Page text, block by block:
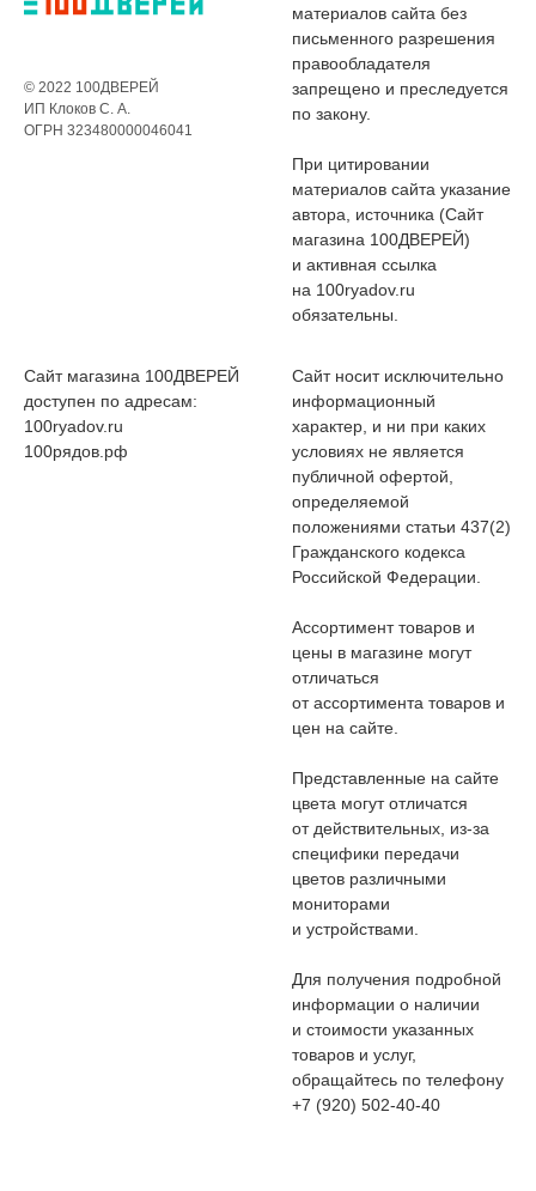
© 2022 100ДВЕРЕЙ
ИП Клоков С. А.
ОГРН 323480000046041
материалов сайта без
письменного разрешения
правообладателя
запрещено и преследуется
по закону.
При цитировании
материалов сайта указание
автора, источника (Сайт
магазина 100ДВЕРЕЙ)
и активная ссылка
на 100ryadov.ru
обязательны.
Сайт магазина 100ДВЕРЕЙ
доступен по адресам:
100ryadov.ru
100рядов.рф
Сайт носит исключительно
информационный
характер, и ни при каких
условиях не является
публичной офертой,
определяемой
положениями статьи 437(2)
Гражданского кодекса
Российской Федерации.
Ассортимент товаров и
цены в магазине могут
отличаться
от ассортимента товаров и
цен на сайте.
Представленные на сайте
цвета могут отличатся
от действительных, из-за
специфики передачи
цветов различными
мониторами
и устройствами.
Для получения подробной
информации о наличии
и стоимости указанных
товаров и услуг,
обращайтесь по телефону
+7 (920) 502-40-40